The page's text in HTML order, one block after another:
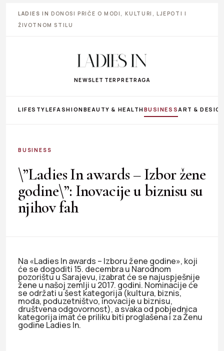
LADIES IN DONOSI PRIČE O MODI, KULTURI, LJEPOTI I
ŽIVOTNOM STILU
NEWSLETTER PRETRAGA
LIFESTYLEFASHIONBEAUTY & HEALTHBUSINESS ART &
BUSINESS
\”Ladies In awards – Izbor žene
godine\”: Inovacije u biznisu su
njihov fah
Na «Ladies In awards – Izboru žene godine», koji
će se dogoditi 15. decembra u Narodnom
pozorištu u Sarajevu, izabrat će se najuspješnije
žene u našoj zemlji u 2017. godini. Nominacije će
se održati u šest kategorija (kultura, biznis,
moda, poduzetništvo, inovacije u biznisu,
društvena odgovornost), a svaka od pobjednica
kategorija imat će priliku biti proglašena i za Ženu
godine Ladies In.